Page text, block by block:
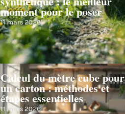
moment pour le poser
11 mars 2026
Calcul du mètre cube pour
un carton : méthodes et
étapes essentielles
11 mars 2026